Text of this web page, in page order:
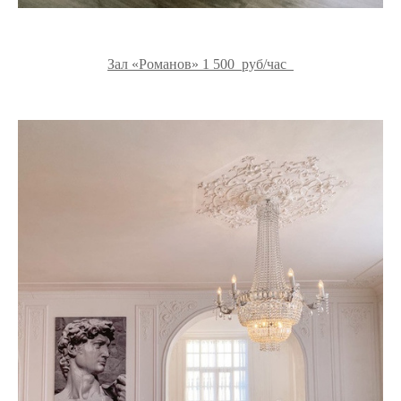
Зал «Романов» 1 500 руб/час